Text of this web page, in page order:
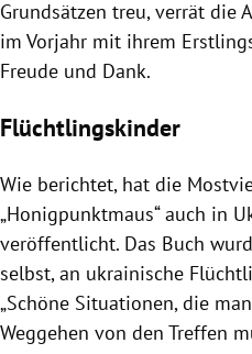
Grundsätzen treu, verrät die
im Vorjahr mit ihrem
Freude und Dank.
Flüchtlingskinder
Wie berichtet, hat die
„Honigpunktmaus“ auch in
veröffentlicht. Das Buch
selbst, an ukrainische
„Schöne Situationen, die
Weggehen von den Treffen